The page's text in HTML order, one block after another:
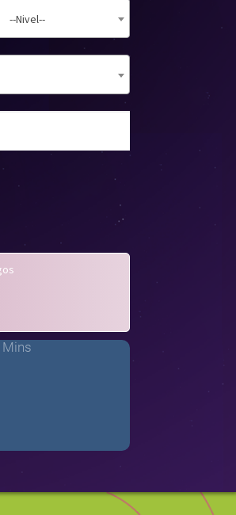
--Nivel--
Mins